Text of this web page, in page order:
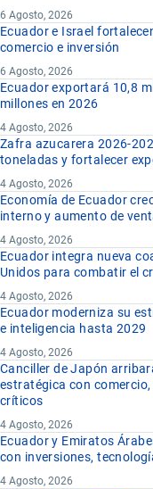
6 Agosto, 2026
Ecuador e Israel
comercio e inversión
6 Agosto, 2026
Ecuador exportará 10,8
millones en 2026
4 Agosto, 2026
Zafra azucarera 2026-
toneladas y fortalecer
4 Agosto, 2026
Economía de Ecuador
interno y aumento de
4 Agosto, 2026
Ecuador integra nueva
Unidos para combatir el
4 Agosto, 2026
Ecuador moderniza su
e inteligencia hasta 2029
4 Agosto, 2026
Canciller de Japón
estratégica con
críticos
4 Agosto, 2026
Ecuador y Emiratos
con inversiones,
4 Agosto, 2026